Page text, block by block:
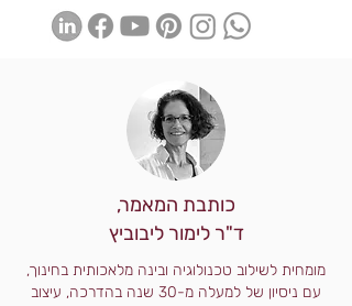
כותבת המאמר,
ד"ר לימור ליבוביץ
מומחית לשילוב טכנולוגיה ובינה מלאכותית בחינוך,
עם ניסיון של למעלה מ-30 שנה בהדרכה, עיצוב